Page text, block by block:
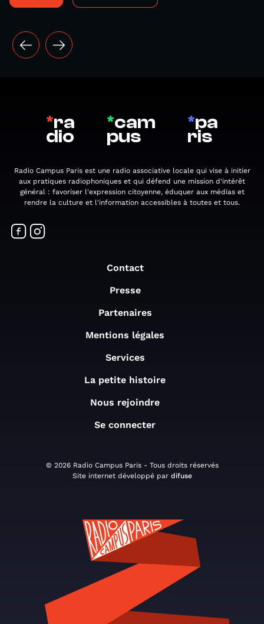
*ra
dio
*cam
pus
*pa
ris
Radio Campus Paris est une radio associative locale qui vise à initier
aux pratiques radiophoniques et qui défend une mission d'intérêt
général : favoriser l'expression citoyenne, éduquer aux médias et
rendre la culture et l'information accessibles à toutes et tous.
Contact
Presse
Partenaires
Mentions légales
Services
La petite histoire
Nous rejoindre
Se connecter
© 2026 Radio Campus Paris - Tous droits réservés
Site internet développé par difuse